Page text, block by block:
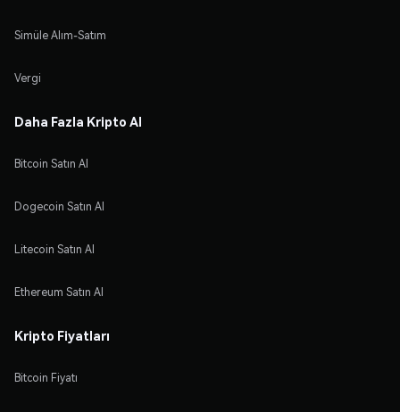
Simüle Alım-Satım
Vergi
Daha Fazla Kripto Al
Bitcoin Satın Al
Dogecoin Satın Al
Litecoin Satın Al
Ethereum Satın Al
Kripto Fiyatları
Bitcoin Fiyatı